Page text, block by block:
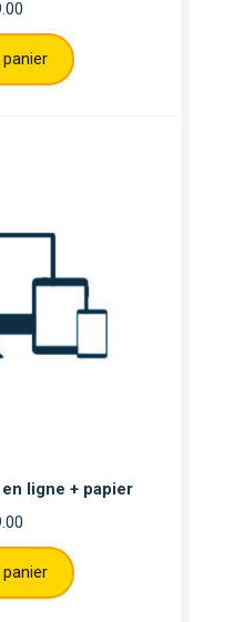
ligne + papier